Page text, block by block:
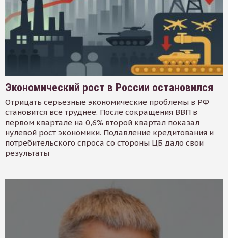
Экономический рост в России остановился
Отрицать серьезные экономические проблемы в РФ
становится все труднее. После сокращения ВВП в
первом квартале на 0,6% второй квартал показал
нулевой рост экономики. Подавление кредитования и
потребительского спроса со стороны ЦБ дало свои
результаты